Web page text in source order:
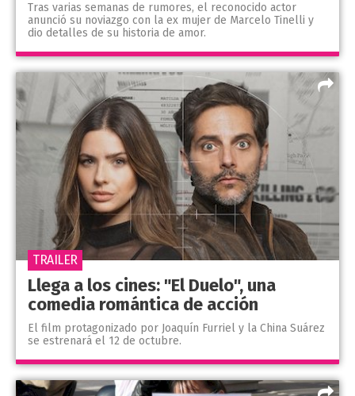
Tras varias semanas de rumores, el reconocido actor
anunció su noviazgo con la ex mujer de Marcelo Tinelli y
dio detalles de su historia de amor.
Llega a los cines: "El Duelo", una
comedia romántica de acción
El film protagonizado por Joaquín Furriel y la China Suárez
se estrenará el 12 de octubre.
TRAILER